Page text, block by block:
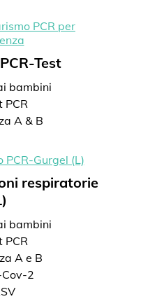
Test
bambini
PCR
A & B
respiratorie
bambini
PCR
A e B
2